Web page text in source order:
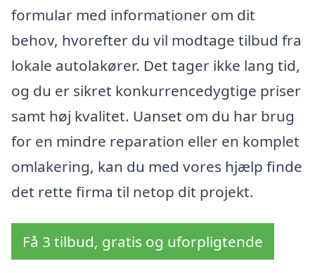
formular med informationer om dit
behov, hvorefter du vil modtage tilbud fra
lokale autolakører. Det tager ikke lang tid,
og du er sikret konkurrencedygtige priser
samt høj kvalitet. Uanset om du har brug
for en mindre reparation eller en komplet
omlakering, kan du med vores hjælp finde
det rette firma til netop dit projekt.
Få 3 tilbud, gratis og uforpligtende